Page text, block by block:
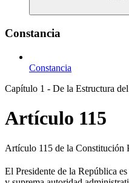
Constancia
Constancia
Capítulo 1 - De la Estructura
Artículo 115
Artículo 115 de la Constitución
El Presidente de la República